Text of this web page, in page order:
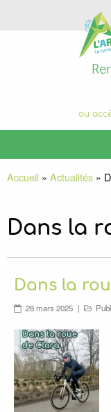
ou
L’ARIÉGEOISE
+ DE CHALLENGES
SPONSORS
VIDÉOS
Accueil» Actualités»
Dans la
Dans la
28 mars 2025